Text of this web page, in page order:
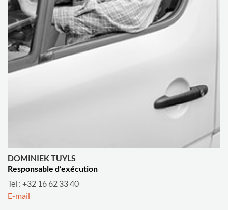
DOMINIEK TUYLS
Responsable d’exécution
Tel : +32 16 62 33 40
E-mail